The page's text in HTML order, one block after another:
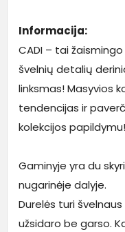
Informacija:
CADI – tai
švelnių detalių
linksmas! Masyvios
tendencijas ir
kolekcijos papildymu!
Gaminyje yra du
nugarinėje dalyje.
Durelės turi
užsidaro be garso.